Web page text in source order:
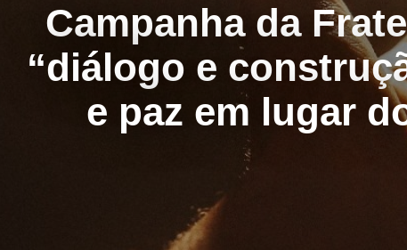
Campanha da
“diálogo e
e paz em lugar